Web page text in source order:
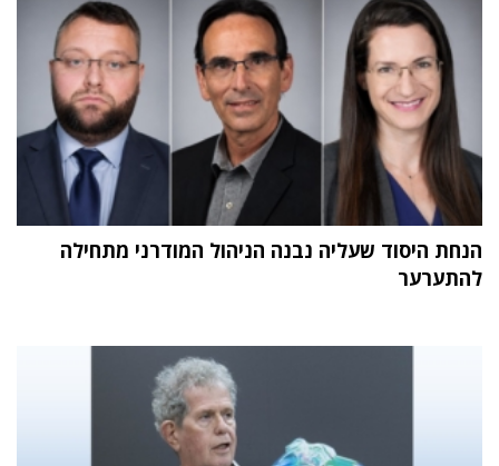
הנחת היסוד שעליה נבנה הניהול המודרני מתחילה
להתערער